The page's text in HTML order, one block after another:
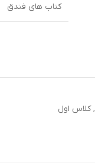
کتاب های فندق
, کلاس اول